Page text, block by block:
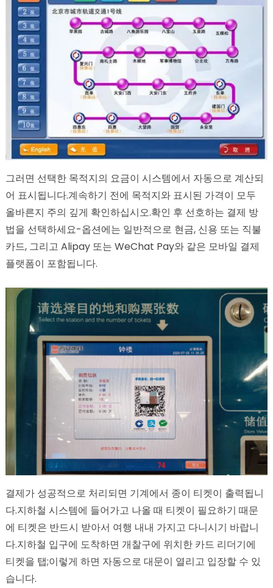
그러면 선택한 목적지의 요금이 시스템에서 자동으로 계산되
어 표시됩니다.계속하기 전에 목적지와 표시된 가격이 모두
올바른지 주의 깊게 확인하십시오.확인 후 선호하는 결제 방
법을 선택하세요-옵션에는 일반적으로 현금, 신용 또는 직불
카드, 그리고 Alipay 또는 WeChat Pay와 같은 모바일 결제
플랫폼이 포함됩니다.
결제가 성공적으로 처리되면 기계에서 종이 티켓이 출력됩니
다.지하철 시스템에 들어가고 나올 때 티켓이 필요하기 때문
에 티켓은 반드시 받아서 여행 내내 가지고 다니시기 바랍니
다.지하철 입구에 도착하면 개찰구에 위치한 카드 리더기에
티켓을 탭;이렇게 하면 자동으로 대문이 열리고 입장할 수 있
습니다.